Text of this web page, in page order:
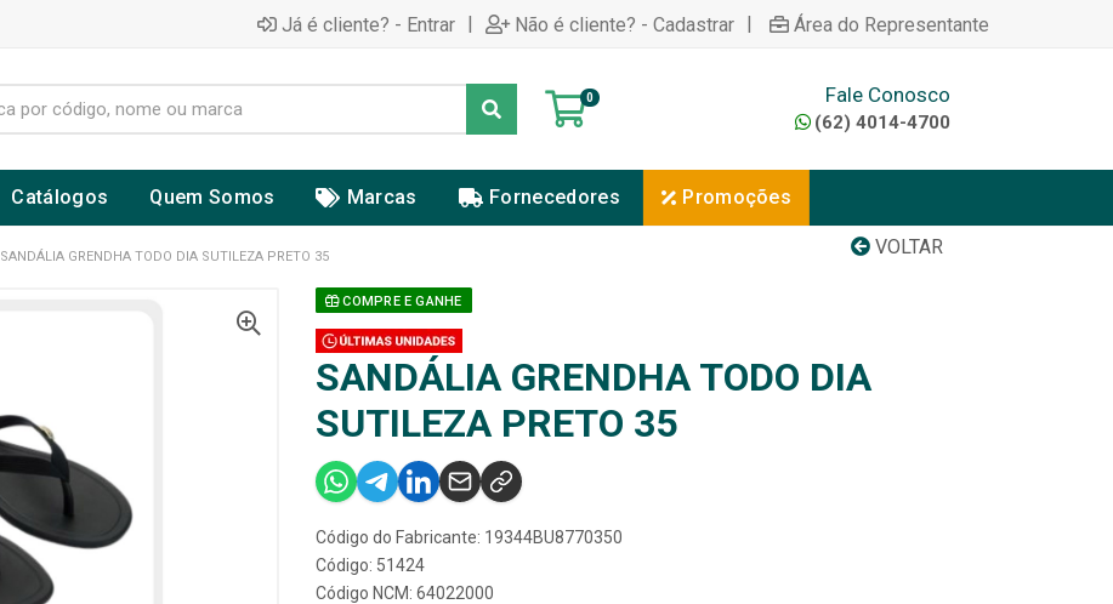
Já é cliente? - Entrar | Não é cliente? - Cadastrar | Área do Representante
0 Fale Conosco
(62) 4014-4700
Catálogos Quem Somos Marcas Fornecedores Promoções
VOLTAR
SANDÁLIA GRENDHA TODO DIA SUTILEZA PRETO 35
COMPRE E GANHE
SANDÁLIA GRENDHA TODO DIA
SUTILEZA PRETO 35
Código do Fabricante: 19344BU8770350
Código: 51424
Código NCM: 64022000